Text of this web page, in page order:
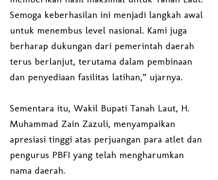
Semoga keberhasilan ini menjadi langkah awal
untuk menembus level nasional. Kami juga
berharap dukungan dari pemerintah daerah
terus berlanjut, terutama dalam pembinaan
dan penyediaan fasilitas latihan,” ujarnya.
Sementara itu, Wakil Bupati Tanah Laut, H.
Muhammad Zain Zazuli, menyampaikan
apresiasi tinggi atas perjuangan para atlet dan
pengurus PBFI yang telah mengharumkan
nama daerah.